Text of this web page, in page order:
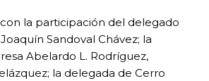
la participación del delegado
Sandoval Chávez; la
Abelardo L. Rodríguez,
la delegada de Cerro